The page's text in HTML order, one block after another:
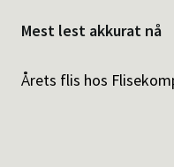
Mest lest akkurat nå
Årets flis hos